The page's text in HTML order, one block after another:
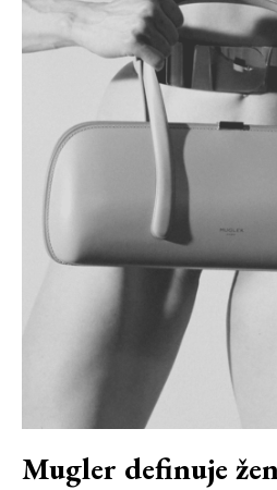
Mugler definuje